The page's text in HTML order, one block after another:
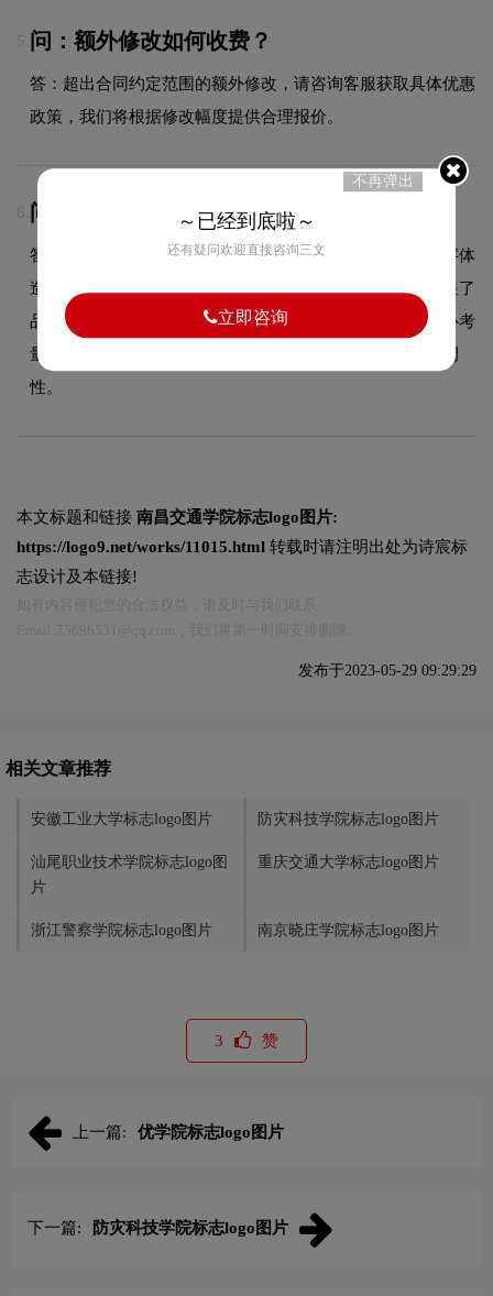
5. 问：额外修改如何收费？
答：超出合同约定范围的额外修改，请咨询客服获取具体优惠
政策，我们将根据修改幅度提供合理报价。
6. 问：南昌交通学院logo使用的是什么字体？
答：南昌交通学院品牌标志采用的是经典衬线字体设计，字体
造型与品牌形象高度契合，在确保良好阅读性的同时，彰显了
品牌的字标设计风格。字体的结构、粗细及间距都经过精心考
量，使整体标志在不同尺寸和场景下均能保持一致的品牌调
性。
本文标题和链接 南昌交通学院标志logo图片:
https://logo9.net/works/11015.html 转载时请注明出处为诗宸标
志设计及本链接!
发布于2023-05-29 09:29:29
相关文章推荐
安徽工业大学标志logo图片 防灾科技学院标志logo图片
汕尾职业技术学院标志logo图
片
重庆交通大学标志logo图片
浙江警察学院标志logo图片 南京晓庄学院标志logo图片
3 赞
上一篇: 优学院标志logo图片
下一篇: 防灾科技学院标志logo图片
不再弹出
～已经到底啦～
还有疑问欢迎直接咨询三文
立即咨询